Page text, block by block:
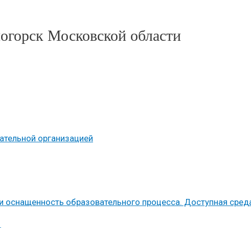
Московской области
организацией
оснащенность образовательного процесса. Доступная